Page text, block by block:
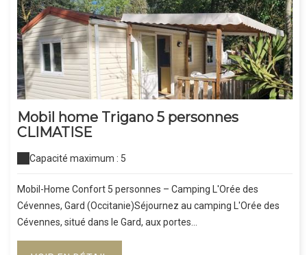
Mobil home Trigano 5 personnes
CLIMATISE
Capacité maximum : 5
Mobil-Home Confort 5 personnes – Camping L'Orée des
Cévennes, Gard (Occitanie)Séjournez au camping L'Orée des
Cévennes, situé dans le Gard, aux portes...